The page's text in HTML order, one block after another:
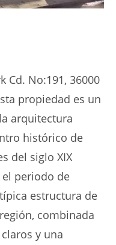
Cd. No:191, 36000
propiedad es un
arquitectura
histórico de
del siglo XIX
periodo de
estructura de
combinada
y una